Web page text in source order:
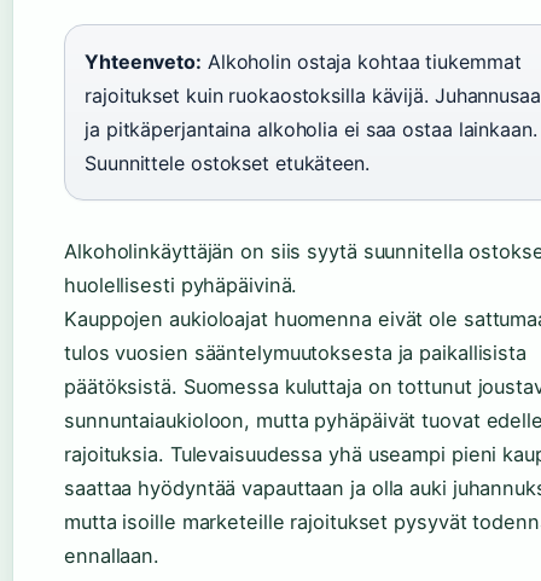
Yhteenveto: Alkoholin ostaja kohtaa tiukemmat
rajoitukset kuin ruokaostoksilla kävijä.
ja pitkäperjantaina alkoholia ei saa ostaa lainkaan.
Suunnittele ostokset etukäteen.
Alkoholinkäyttäjän on siis syytä suunnitella
huolellisesti pyhäpäivinä.
Kauppojen aukioloajat huomenna eivät ole
tulos vuosien sääntelymuutoksesta ja paikallisista
päätöksistä. Suomessa kuluttaja on tottunut
sunnuntaiaukioloon, mutta pyhäpäivät tuovat
rajoituksia. Tulevaisuudessa yhä useampi pieni
saattaa hyödyntää vapauttaan ja olla auki
mutta isoille marketeille rajoitukset pysyvät
ennallaan.